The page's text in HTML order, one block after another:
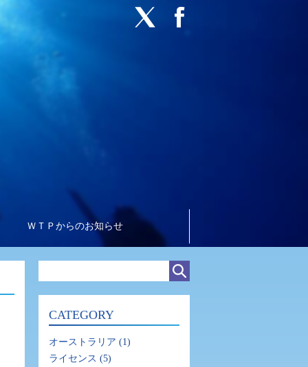
ＷＴＰからのお知らせ
CATEGORY
オーストラリア (1)
ライセンス (5)